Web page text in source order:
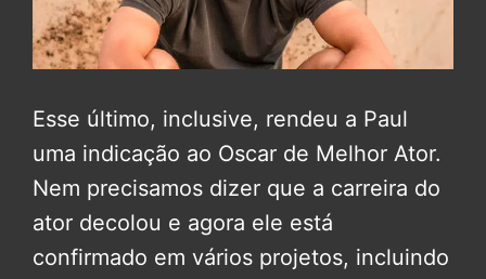
Esse último, inclusive, rendeu a Paul
uma indicação ao Oscar de Melhor Ator.
Nem precisamos dizer que a carreira do
ator decolou e agora ele está
confirmado em vários projetos, incluindo